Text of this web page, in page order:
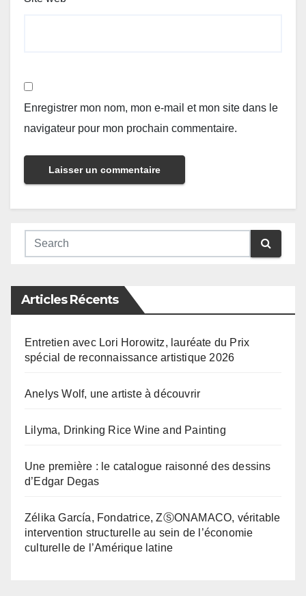
Enregistrer mon nom, mon e-mail et mon site dans le
navigateur pour mon prochain commentaire.
Articles Récents
Entretien avec Lori Horowitz, lauréate du Prix
spécial de reconnaissance artistique 2026
Anelys Wolf, une artiste à découvrir
Lilyma, Drinking Rice Wine and Painting
Une première : le catalogue raisonné des dessins
d’Edgar Degas
Zélika García, Fondatrice, ZⓈONAMACO, véritable
intervention structurelle au sein de l’économie
culturelle de l’Amérique latine